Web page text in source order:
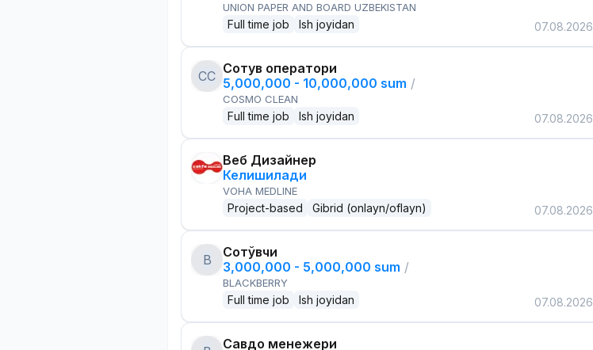
UNION PAPER AND BOARD UZBEKISTAN
Full time job Ish joyidan 07.08.2026
CC Сотув оператори
5,000,000 - 10,000,000 sum /
COSMO CLEAN
Full time job Ish joyidan 07.08.2026
Веб Дизайнер
Келишилади
VOHA MEDLINE
Project-based Gibrid (onlayn/oflayn) 07.08.2026
B
Сотўвчи
3,000,000 - 5,000,000 sum /
BLACKBERRY
Full time job Ish joyidan 07.08.2026
Савдо менежери